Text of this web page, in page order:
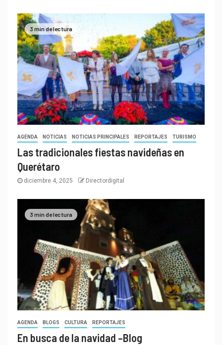
3 min de lectura
AGENDA NOTICIAS NOTICIAS PRINCIPALES REPORTAJES TURISMO
Las tradicionales fiestas navideñas en
Querétaro
diciembre 4, 2025 Directordigital
3 min de lectura
AGENDA BLOGS CULTURA REPORTAJES
En busca de la navidad –Blog